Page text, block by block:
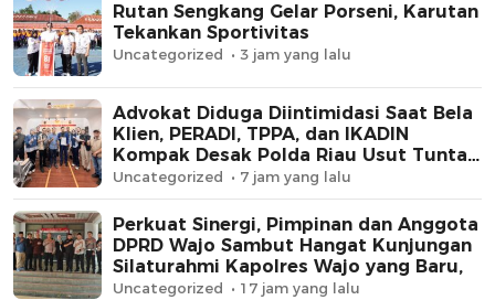
Rutan Sengkang Gelar Porseni, Karutan
Tekankan Sportivitas
Uncategorized 3 jam yang lalu
Advokat Diduga Diintimidasi Saat Bela
Klien, PERADI, TPPA, dan IKADIN
Kompak Desak Polda Riau Usut Tuntas
Dugaan Premanisme
Uncategorized 7 jam yang lalu
Perkuat Sinergi, Pimpinan dan Anggota
DPRD Wajo Sambut Hangat Kunjungan
Silaturahmi Kapolres Wajo yang Baru,
Uncategorized 17 jam yang lalu